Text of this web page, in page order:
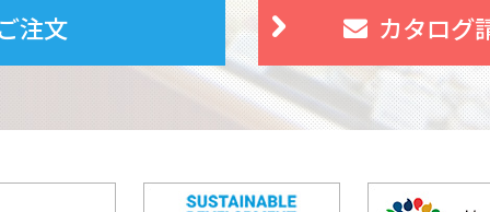
注文 カタログ